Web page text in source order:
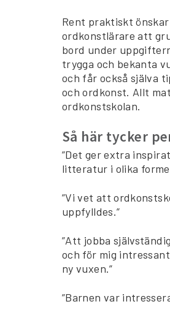
Rent praktiskt
ordkonstlärare att
bord under
trygga och bekanta
och får också själva
och ordkonst. Allt
ordkonstskolan.
Så här tycker
”Det ger extra
litteratur i olika
”Vi vet att
uppfylldes.”
”Att jobba
och för mig
ny vuxen.”
”Barnen var